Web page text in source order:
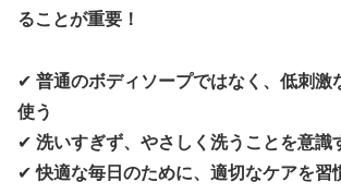
ることが重要！
✔ 普通のボディソープではなく、低刺激
使う
✔ 洗いすぎず、やさしく洗うことを意識
✔快適な毎日のために、適切なケアを習